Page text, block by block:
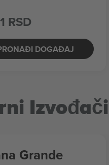
RSD
DOGAĐAJ
Izvođači
Grande